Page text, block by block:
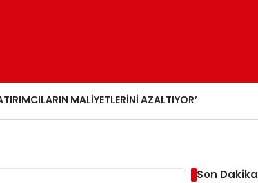
MALIYETLERINI AZALTIYOR’
Son Dakika